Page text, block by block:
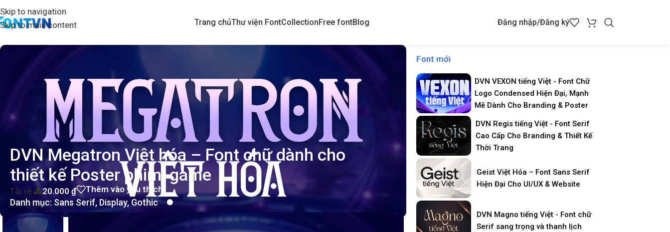
Skip to navigation
Skip to main content
Trang chủThư viện FontCollectionFree fontBlog Đăng nhập/Đăng ký
DVN Megatron Việt hóa – Font chữ dành cho
thiết kế Poster phim, game
Tải về 20.000 ₫ Thêm vào yêu thích
Danh mục: Sans Serif, Display, Gothic
Font mới
DVN VEXON tiếng Việt - Font Chữ
Logo Condensed Hiện Đại, Mạnh
Mẽ Dành Cho Branding & Poster
DVN Regis tiếng Việt - Font Serif
Cao Cấp Cho Branding & Thiết Kế
Thời Trang
Geist Việt Hóa – Font Sans Serif
Hiện Đại Cho UI/UX & Website
DVN Magno tiếng Việt - Font chữ
Serif sang trọng và thanh lịch